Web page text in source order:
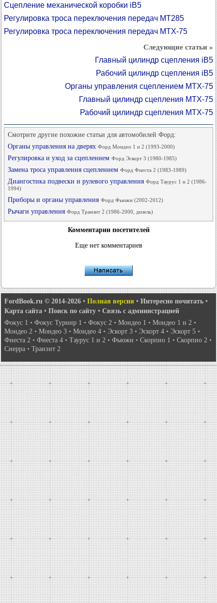
Сцепление механической коробки iB5
Регулировка троса переключения передач MT285
Регулировка троса переключения передач MTX-75
Следующие статьи »
Главный цилиндр сцепления iB5
Рабочий цилиндр сцепления iB5
Органы управления сцеплением MTX-75
Главный цилиндр сцепления MTX-75
Рабочий цилиндр сцепления MTX-75
Смотрите другие похожие статьи для автомобилей Форд:
Органы управления на дверях Форд Мондео 1 и 2 (1993-2000)
Регулировка и уход за сцеплением Форд Эскорт 3 (1980-1985)
Замена троса управления сцеплением Форд Фиеста 2 (1983-1989)
Диангостика подвески и рулевого управления Форд Таурус 1 и 2 (1986-
1994)
Приборы и органы управления Форд Фьюжн (2002-2012)
Рычаги управления Форд Транзит 2 (1986-2000, дизель)
Комментарии посетителей
Еще нет комментариев
FordBook.ru © 2014-2026 • Полная версия • Интересно почитать •
Карта сайта • Поиск по сайту • Связь с администрацией
Фокус 1 • Фокус Турнир 1 • Фокус 2 • Мондео 1 • Мондео 1 и 2 •
Мондео 2 • Мондео 3 • Мондео 4 • Эскорт 3 • Эскорт 4 • Эскорт 5 •
Фиеста 2 • Фиеста 4 • Таурус 1 и 2 • Фьюжн • Скорпио 1 • Скорпио 2 •
Сиерра • Транзит 2